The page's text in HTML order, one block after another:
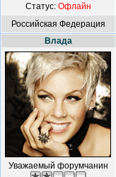
Статус: Офлайн
Российская Федерация
Влада
Уважаемый форумчанин